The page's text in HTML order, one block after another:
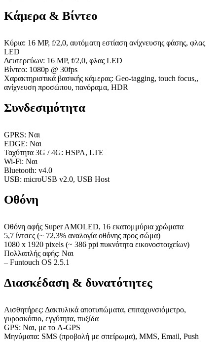
Κάμερα & Βίντεο
Κύρια: 16 MP, f/2,0, αυτόματη εστίαση ανίχνευσης φάσης, φλας
LED
Δευτερεύων: 16 MP, f/2,0, φλας LED
Βίντεο: 1080p @ 30fps
Χαρακτηριστικά βασικής κάμερας: Geo-tagging, touch focus,,
ανίχνευση προσώπου, πανόραμα, HDR
Συνδεσιμότητα
GPRS: Ναι
EDGE: Ναι
Ταχύτητα 3G / 4G: HSPA, LTE
Wi-Fi: Ναι
Bluetooth: v4.0
USB: microUSB v2.0, USB Host
Οθόνη
Οθόνη αφής Super AMOLED, 16 εκατομμύρια χρώματα
5,7 ίντσες (~ 72,3% αναλογία οθόνης προς σώμα)
1080 x 1920 pixels (~ 386 ppi πυκνότητα εικονοστοιχείων)
Πολλαπλής αφής: Ναι
– Funtouch OS 2.5.1
Διασκέδαση & δυνατότητες
Αισθητήρες: Δακτυλικά αποτυπώματα, επιταχυνσιόμετρο,
γυροσκόπιο, εγγύτητα, πυξίδα
GPS: Ναι, με το A-GPS
Μηνύματα: SMS (προβολή με σπείρωμα), MMS, Email, Push